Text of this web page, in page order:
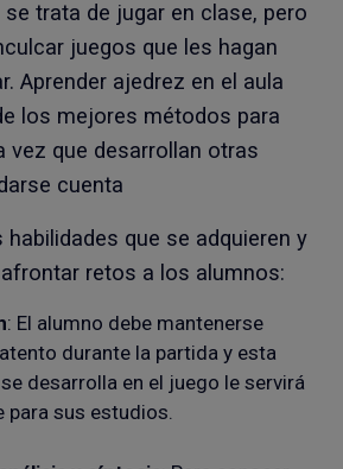
trata de jugar en clase, pero
juegos que les hagan
Aprender ajedrez en el aula
los mejores métodos para
vez que desarrollan otras
cuenta
habilidades que se adquieren y
retos a los alumnos:
: El alumno debe mantenerse
durante la partida y esta
desarrolla en el juego le servirá
para sus estudios.